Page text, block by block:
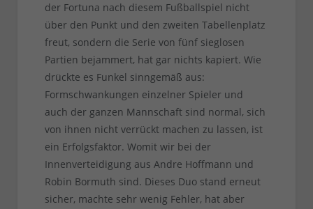
der Fortuna nach diesem Fußballspiel nicht
über den Punkt und den zweiten Tabellenplatz
freut, sondern die Serie von fünf sieglosen
Partien bejammert, hat gar nichts kapiert. Wie
drückte es Funkel sinngemäß aus:
Formschwankungen einzelner Spieler und
auch der ganzen Mannschaft sind normal, sich
von ihnen nicht verrückt machen zu lassen, ist
ein Erfolgsfaktor. Womit wir bei der
Innenverteidigung aus Andre Hoffmann und
Robin Bormuth sind. Dieses Duo stand erneut
sicher, machte sehr wenig Fehler, hat aber